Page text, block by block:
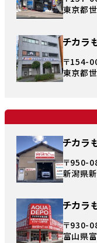
東京都
チカラ
〒154-
東京都
チカラ
〒950-
新潟県
チカラ
〒930-
富山県